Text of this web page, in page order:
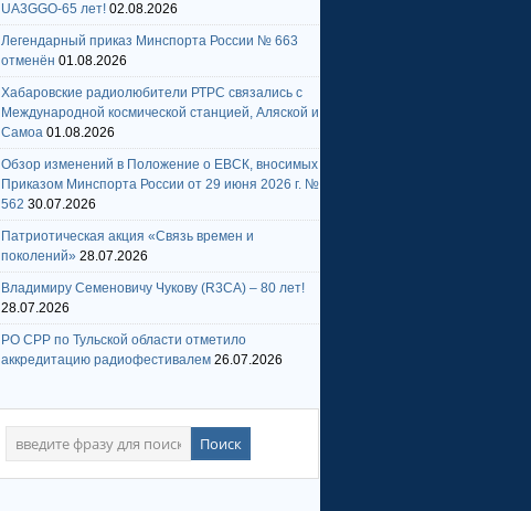
UA3GGO-65 лет! 02.08.2026
Легендарный приказ Минспорта России № 663
отменён 01.08.2026
Хабаровские радиолюбители РТРС связались с
Международной космической станцией, Аляской и
Самоа 01.08.2026
Обзор изменений в Положение о ЕВСК, вносимых
Приказом Минспорта России от 29 июня 2026 г. №
562 30.07.2026
Патриотическая акция «Связь времен и
поколений» 28.07.2026
Владимиру Семеновичу Чукову (R3CA) – 80 лет!
28.07.2026
РО СРР по Тульской области отметило
аккредитацию радиофестивалем 26.07.2026